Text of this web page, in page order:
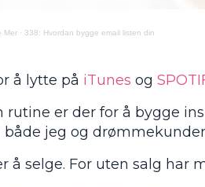
Mer · 338: Hvordan bygge email listen din
å lytte på iTunes og
rutine er der for å bygge
både jeg og
å selge. For uten salg har